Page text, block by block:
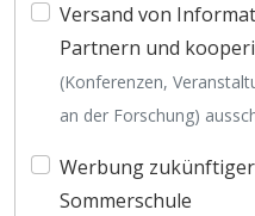
Versand von
Partnern und
(Konferenzen,
an der Forschung)
Werbung
Sommerschule